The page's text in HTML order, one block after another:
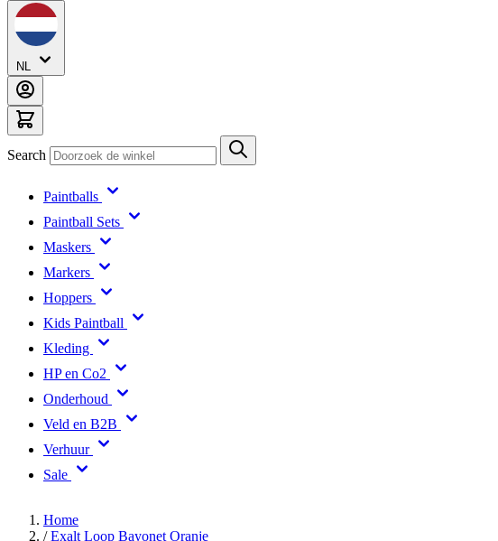
NL
Search
Paintballs
Paintball Sets
Maskers
Markers
Hoppers
Kids Paintball
Kleding
HP en Co2
Onderhoud
Veld en B2B
Verhuur
Sale
Home
/ Exalt Loop Bayonet Oranje